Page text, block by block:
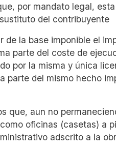
por mandato legal, esta
del contribuyente
de la base imponible el
parte del coste de
por la misma y única
parte del mismo hecho
que, aun no
oficinas (casetas) a
adscrito a la